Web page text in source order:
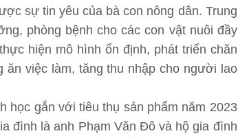
sự tin yêu của bà con nông dân. Trung
phòng bệnh cho các con vật nuôi đầy
hiện mô hình ổn định, phát triển chăn
ăn việc làm, tăng thu nhập cho người lao
học gắn với tiêu thụ sản phẩm năm 2023
đình là anh Phạm Văn Đô và hộ gia đình